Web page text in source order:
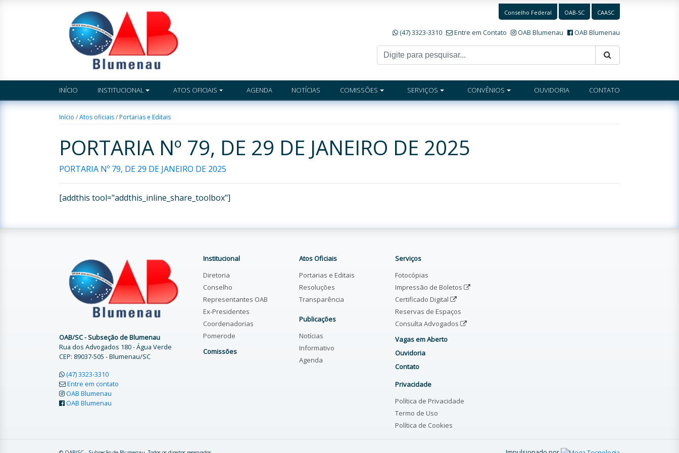
Conselho Federal OAB-SC CAASC
(47) 3323-3310 Entre em Contato OAB Blumenau OAB Blumenau
INÍCIO INSTITUCIONAL ATOS OFICIAIS AGENDA NOTÍCIAS COMISSÕES SERVIÇOS CONVÊNIOS OUVIDORIA CONTATO
Início /Atos oficiais/Portarias e Editais
PORTARIA Nº 79, DE 29 DE JANEIRO DE 2025
PORTARIA Nº 79, DE 29 DE JANEIRO DE 2025
[addthis tool="addthis_inline_share_toolbox"]
OAB/SC - Subseção de Blumenau
Rua dos Advogados 180 - Água Verde
CEP: 89037-505 - Blumenau/SC
(47) 3323-3310
Entre em contato
OAB Blumenau
OAB Blumenau
Institucional
Diretoria
Conselho
Representantes OAB
Ex-Presidentes
Coordenadorias
Pomerode
Comissões
Atos Oficiais
Portarias e Editais
Resoluções
Transparência
Publicações
Notícias
Informativo
Agenda
Serviços
Fotocópias
Impressão de Boletos
Certificado Digital
Reservas de Espaços
Consulta Advogados
Vagas em Aberto
Ouvidoria
Contato
Privacidade
Política de Privacidade
Termo de Uso
Política de Cookies